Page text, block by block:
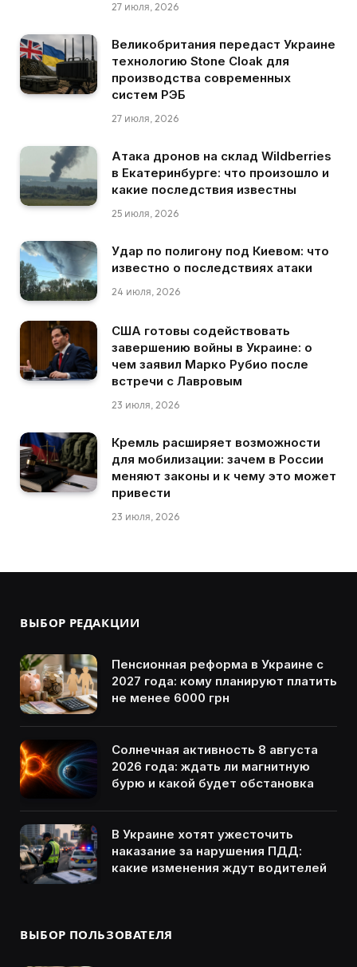
27 июля, 2026
Великобритания передаст Украине
технологию Stone Cloak для
производства современных
систем РЭБ
27 июля, 2026
Атака дронов на склад Wildberries
в Екатеринбурге: что произошло и
какие последствия известны
25 июля, 2026
Удар по полигону под Киевом: что
известно о последствиях атаки
24 июля, 2026
США готовы содействовать
завершению войны в Украине: о
чем заявил Марко Рубио после
встречи с Лавровым
23 июля, 2026
Кремль расширяет возможности
для мобилизации: зачем в России
меняют законы и к чему это может
привести
23 июля, 2026
ВЫБОР РЕДАКЦИИ
Пенсионная реформа в Украине с
2027 года: кому планируют платить
не менее 6000 грн
Солнечная активность 8 августа
2026 года: ждать ли магнитную
бурю и какой будет обстановка
В Украине хотят ужесточить
наказание за нарушения ПДД:
какие изменения ждут водителей
ВЫБОР ПОЛЬЗОВАТЕЛЯ